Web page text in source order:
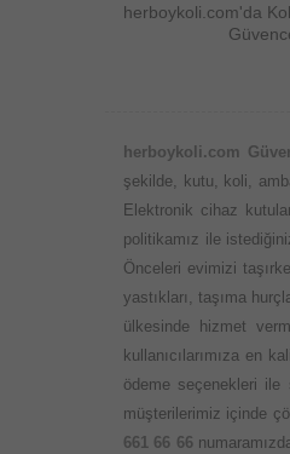
herboykoli.com'da
herboykoli.com
şekilde, kutu, koli,
Elektronik cihaz
politikamız ile
Önceleri evimizi
yastıkları, taşıma
ülkesinde hizmet
kullanıcılarımıza en
ödeme seçenekleri ile
müşterilerimiz içinde
661 66 66